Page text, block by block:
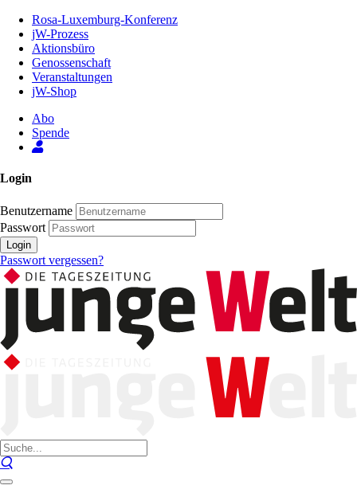
Inhalt
Seite
Rosa-Luxemburg-Konferenz
jW-Prozess
Aktionsbüro
Genossenschaft
Veranstaltungen
jW-Shop
Abo
Spende
Login
Benutzername
Passwort
Login
Passwort vergessen?